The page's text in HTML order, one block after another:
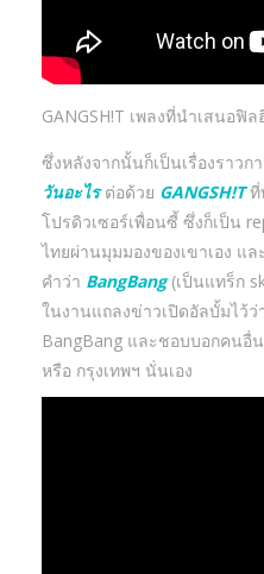
GANGSH!T เพลงที่นำเสนอฟิ
ซึ่งหลังจากนั้นก็เป็นเรื่องราวก
วันอะไร ต่อด้วย GANGSH!Tที่
โปรดิวเซอร์เพื่อนซี้ ซึ่งก็เป็น
ไทยผ่านมุมมองของเขาเอง แล
คำว่า BangBang (เป็นแทร็ก
ในงานแถลงข่าวเปิดอัลบั้มไว้ว่
BangBang และชอบบอกคนอื่
หรือ กรุงเทพฯ นั่นเอง